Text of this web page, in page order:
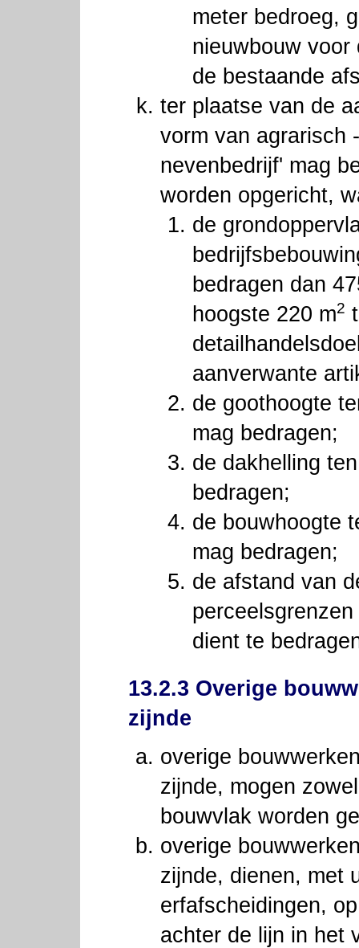
meter bedroeg,
nieuwbouw voor
de bestaande
ter plaatse van de
vorm van agrarisch
nevenbedrijf' mag
worden opgericht,
de
bedragen dan
hoogste 220 m2
aanverwante
de goothoogte
mag bedragen;
de dakhelling
bedragen;
de bouwhoogte
mag bedragen;
de afstand van
dient te
13.2.3 Overige
zijnde
overige
zijnde, mogen
bouwvlak worden
overige
zijnde, dienen, met
erfafscheidingen,
achter de lijn in het